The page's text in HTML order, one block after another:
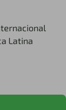
Latina